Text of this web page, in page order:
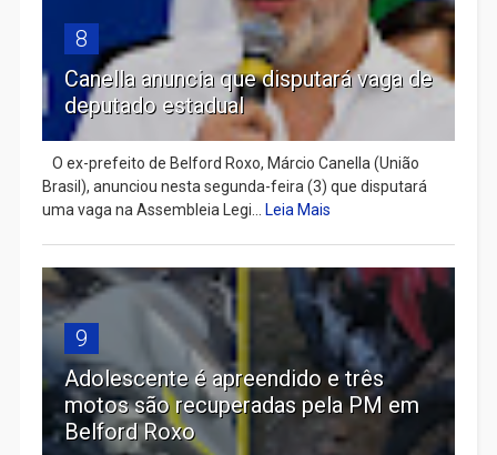
8
Canella anuncia que disputará vaga de
deputado estadual
​ O ex-prefeito de Belford Roxo, Márcio Canella (União
Brasil), anunciou nesta segunda-feira (3) que disputará
uma vaga na Assembleia Legi...
Leia Mais
9
Adolescente é apreendido e três
motos são recuperadas pela PM em
Belford Roxo